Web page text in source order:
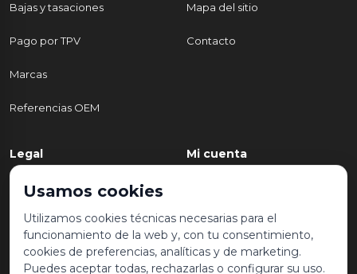
Bajas y tasaciones
Pago por TPV
Marcas
Referencias OEM
Mapa del sitio
Contacto
Legal
Política de Privacidad
Aviso legal y condiciones de
uso
Política de Cookies
Mi cuenta
Mis pedidos
Lista de deseos
Usamos cookies
Utilizamos cookies técnicas necesarias para el
funcionamiento de la web y, con tu consentimiento,
cookies de preferencias, analíticas y de marketing.
Puedes aceptar todas, rechazarlas o configurar su uso.